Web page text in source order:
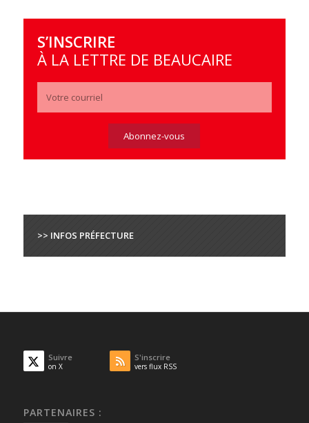
S’INSCRIRE
À LA LETTRE DE BEAUCAIRE
>> INFOS PRÉFECTURE
Suivre
on X
S'inscrire
vers flux RSS
PARTENAIRES :